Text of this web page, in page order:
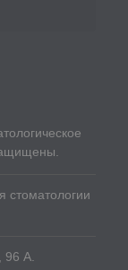
стоматологии
96 А.